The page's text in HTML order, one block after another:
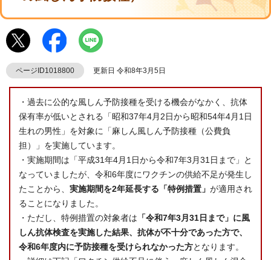
ページID1018800 更新日 令和8年3月5日
・過去に公的な風しん予防接種を受ける機会がなかく、抗体
保有率が低いとされる「昭和37年4月2日から昭和54年4月1日
生れの男性」を対象に「麻しん風しん予防接種（公費負
担）」を実施しています。
・実施期間は「平成31年4月1日から令和7年3月31日まで」と
なっていましたが、令和6年度にワクチンの供給不足が発生し
たことから、 実施期間を2年延長する「特例措置」 が適用され
ることになりました。
・ただし、特例措置の対象者は 「令和7年3月31日まで」に風
しん抗体検査を実施した結果、抗体が不十分であった方で、
令和6年度内に予防接種を受けられなかった方となります。